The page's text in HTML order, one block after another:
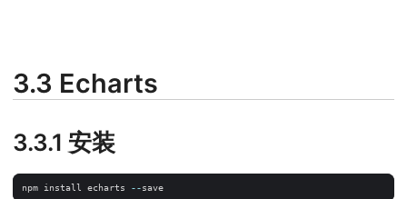
3.3 Echarts
3.3.1 安装
npm install echarts --save